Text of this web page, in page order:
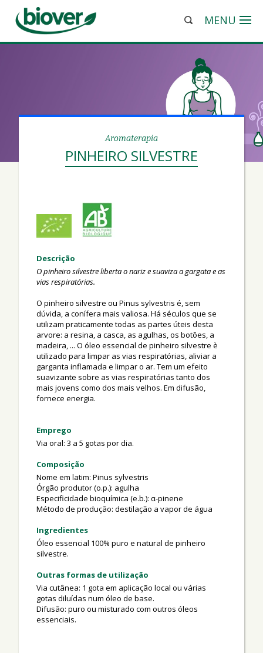
MENU
Aromaterapia
PINHEIRO SILVESTRE
Descrição
O pinheiro silvestre liberta o nariz e suaviza a gargata e as
vias respiratórias.
O pinheiro silvestre ou Pinus sylvestris é, sem
dúvida, a conífera mais valiosa. Há séculos que se
utilizam praticamente todas as partes úteis desta
arvore: a resina, a casca, as agulhas, os botões, a
madeira, ... O óleo essencial de pinheiro silvestre è
utilizado para limpar as vias respiratórias, aliviar a
garganta inflamada e limpar o ar. Tem um efeito
suavizante sobre as vias respiratórias tanto dos
mais jovens como dos mais velhos. Em difusão,
fornece energia.
Emprego
Via oral: 3 a 5 gotas por dia.
Composição
Nome em latim: Pinus sylvestris
Órgão produtor (o.p.): agulha
Especificidade bioquímica (e.b.): α-pinene
Método de produção: destilação a vapor de água
Ingredientes
Óleo essencial 100% puro e natural de pinheiro
silvestre.
Outras formas de utilização
Via cutânea: 1 gota em aplicação local ou várias
gotas diluídas num óleo de base.
Difusão: puro ou misturado com outros óleos
essenciais.